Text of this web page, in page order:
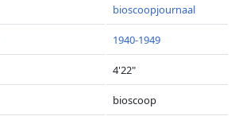
bioscoopjournaal
1940-1949
4'22"
bioscoop